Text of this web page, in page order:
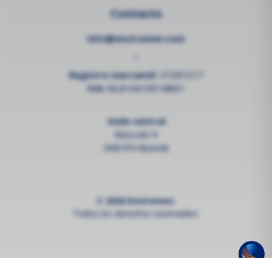
Contacto
info@enviromen.com
Registro mercantil: 27287217
IVA: NL815610518B01
Sede central
Bascule 9
3981PH Bunnik
© 2026 Enviromen.
Todos los derechos reservados.